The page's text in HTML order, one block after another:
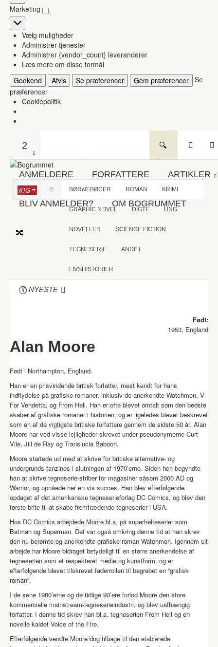
Marketing
Marketing
Vælg muligheder
Administrer tjenester
Administrer {vendor_count} leverandører
Læs mere om disse formål
Godkend
Afvis Se præferencer Gem præferencer Se
præferencer
Cookiepolitik
2
ANMELDERE FORFATTERE ARTIKLER
BLIV ANMELDER? OM BOGRUMMET
KIG BØRNEBØGER ROMAN KRIMI
GRAPHIC NOVEL DIGTE UNG
NOVELLER SCIENCE FICTION
TEGNESERIE ANDET
LIVSHISTORIER
NYESTE
Født:
1953, England
Alan Moore
Født i Northampton, England.
Han er en prisvindende britisk forfatter, mest kendt for hans
indflydelse på grafiske romaner, inklusiv de anerkendte Watchmen, V
For Vendetta, og From Hell. Han er ofte blevet omtalt som den bedste
skaber af grafiske romaner i historien, og er ligeledes blevet beskrevet
som en af de vigtigste britiske forfattere gennem de sidste 50 år. Alan
Moore har ved visse lejligheder skrevet under pseudonymerne Curt
Vile, Jill de Ray og Translucia Baboon.
Moore startede ud med at skrive for britiske alternative- og
undergrunds-fanzines i slutningen af 1970’erne. Siden hen begyndte
han at skrive tegneserie-striber for magasiner såsom 2000 AD og
Warrior, og opnåede her en vis succes. Han blev efterfølgende
opdaget af det amerikanske tegneserieforlag DC Comics, og blev den
første brite til at skabe fremtrædende tegneserier i USA.
Hos DC Comics arbejdede Moore bl.a. på superhelteserier som
Batman og Superman. Det var også omkring denne tid at han skrev
den nu berømte og anerkendte grafiske roman Watchmen. Igennem sit
arbejde har Moore bidraget betydeligt til en større anerkendelse af
tegneserien som et respekteret medie og kunstform, og er
efterfølgende blevet tilskrevet faderrollen til begrebet en “grafisk
roman”.
I de sene 1980’erne og de tidlige 90’ere forlod Moore den store
kommercielle mainstream-tegneserieindustri, og blev uafhængig
forfatter. I denne tid skrev han bl.a. tegneserien From Hell og en
novelle kaldet Voice of the Fire.
Efterfølgende vendte Moore dog tilbage til den etablerede